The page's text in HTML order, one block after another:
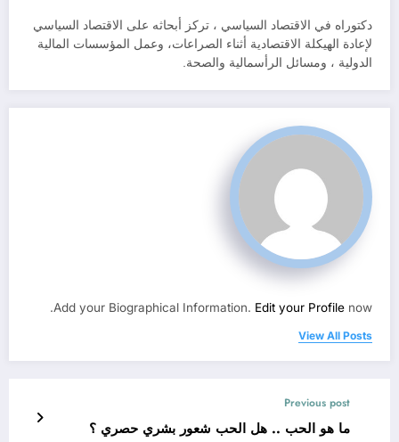
دكتوراه في الاقتصاد السياسي ، تركز أبحاثه على الاقتصاد السياسي
لإعادة الهيكلة الاقتصادية أثناء الصراعات، وعمل المؤسسات المالية
الدولية ، ومسائل الرأسمالية والصحة.
Add your Biographical Information. Edit your Profile now.
View All Posts
Previous post
ما هو الحب .. هل الحب شعور بشري حصري ؟